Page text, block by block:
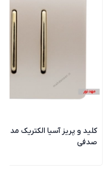
کلید و پریز آسیا الکتریک مدل
صدفی